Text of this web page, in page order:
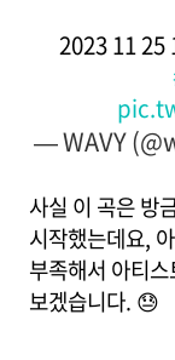
2023 11 25
— WAVY
사실 이 곡은 방
시작했는데요,
부족해서 아티
보겠습니다. 😓